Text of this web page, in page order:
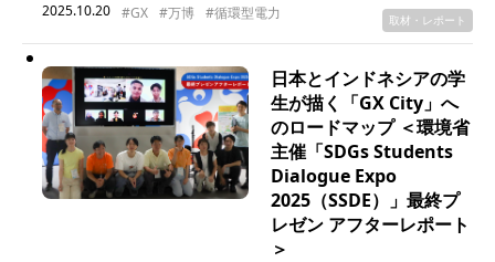
2025.10.20 #GX #万博 #循環型電力 取材・レポート
日本とインドネシアの学
生が描く「GX City」へ
のロードマップ ＜環境省
主催「SDGs Students
Dialogue Expo
2025（SSDE）」最終プ
レゼン アフターレポート
＞